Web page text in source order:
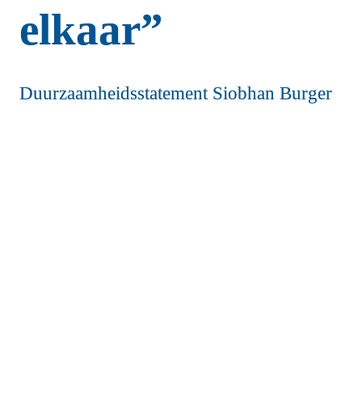
elkaar”
Duurzaamheidsstatement Siobhan Burger